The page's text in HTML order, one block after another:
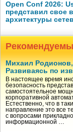
Open Conf 2026:
представил свое
архитектуры
Михаил
Развиваясь по
В настоящее время
безопасность
самостоятельное
корпоративной
Естественно, что в
направление это все
с вопросами
информационной …